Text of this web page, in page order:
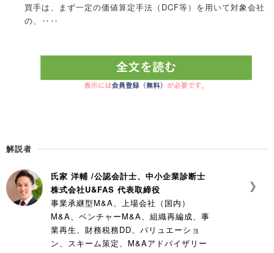
買手は、まず一定の価値算定手法（DCF等）を用いて対象会社
の、‥‥
解説者
氏家 洋輔 /公認会計士、中小企業診断士
株式会社U&FAS 代表取締役
事業承継型M&A、上場会社（国内）
M&A、ベンチャーM&A、組織再編成、事
業再生、財務税務DD、バリュエーショ
ン、スキーム策定、M&Aアドバイザリー